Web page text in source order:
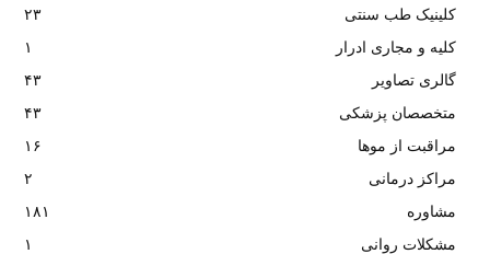
کلینیک طب سنتی
۲۳
کلیه و مجاری ادرار
۱
گالری تصاویر
۴۳
متخصصان پزشکی
۴۳
مراقبت از موها
۱۶
مراکز درمانی
۲
مشاوره
۱۸۱
مشکلات روانی
۱